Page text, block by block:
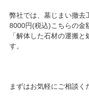
弊社では、墓じまい撤去
8000円(税込)こちらの金
「解体した石材の運搬
す。
まずはお気軽にご相談く